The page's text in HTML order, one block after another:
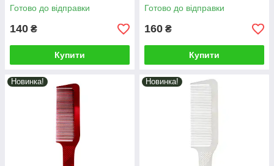
Готово до відправки
140 ₴
Купити
Готово до відправки
160 ₴
Купити
Новинка! Новинка!